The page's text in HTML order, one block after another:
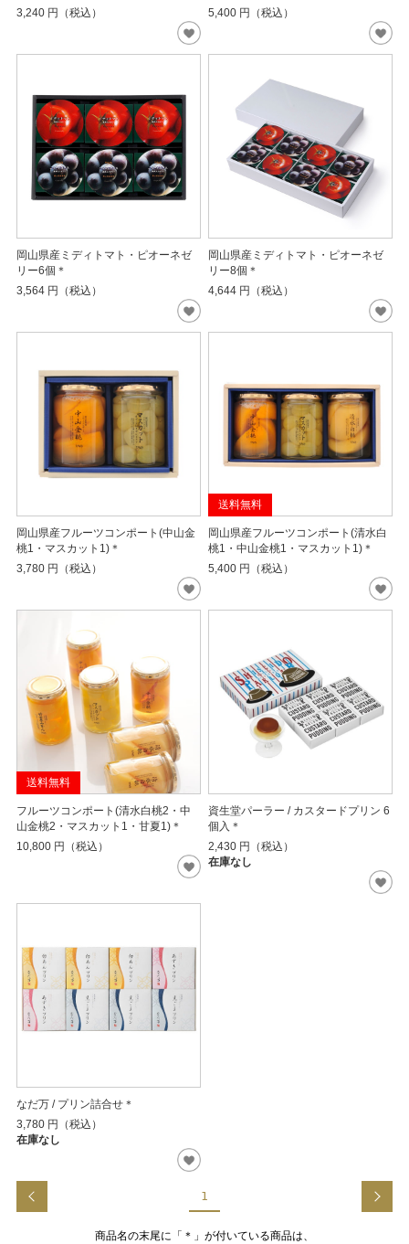
3,240 円（税込）
5,400 円（税込）
岡山県産ミディトマト・ピオーネゼ
リー6個＊
3,564 円（税込）
岡山県産ミディトマト・ピオーネゼ
リー8個＊
4,644 円（税込）
岡山県産フルーツコンポート(中山金
桃1・マスカット1)＊
3,780 円（税込）
送料無料
岡山県産フルーツコンポート(清水白
桃1・中山金桃1・マスカット1)＊
5,400 円（税込）
送料無料
フルーツコンポート(清水白桃2・中
山金桃2・マスカット1・甘夏1)＊
10,800 円（税込）
資生堂パーラー / カスタードプリン 6
個入＊
2,430 円（税込）
在庫なし
なだ万 / プリン詰合せ＊
3,780 円（税込）
在庫なし
1
商品名の末尾に「＊」が付いている商品は、